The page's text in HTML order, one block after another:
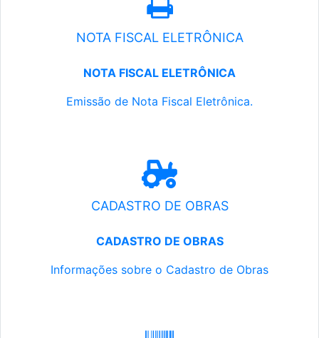
NOTA FISCAL ELETRÔNICA
NOTA FISCAL ELETRÔNICA
Emissão de Nota Fiscal Eletrônica.
CADASTRO DE OBRAS
CADASTRO DE OBRAS
Informações sobre o Cadastro de Obras